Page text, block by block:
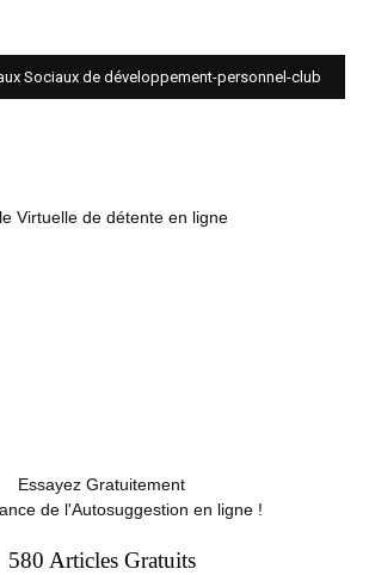
Sociaux de développement-personnel-club
Virtuelle de détente en ligne
Essayez Gratuitement
de l'Autosuggestion en ligne !
580 Articles Gratuits